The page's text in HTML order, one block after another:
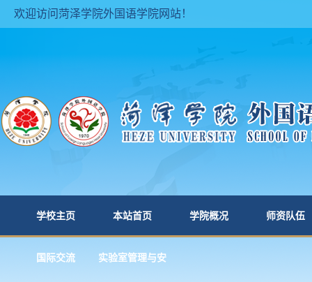
欢迎访问菏泽学院外国语学院网站！
学校主页 本站首页 学院概况 师资队伍
国际交流 实验室管理与安